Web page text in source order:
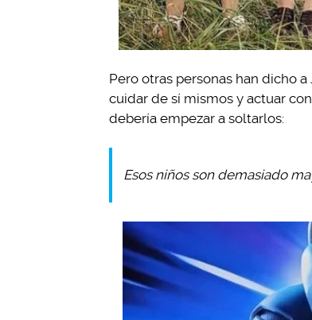
Pero otras personas han dicho
cuidar de sí mismos y actuar
debería empezar a soltarlos:
Esos niños son demasiado